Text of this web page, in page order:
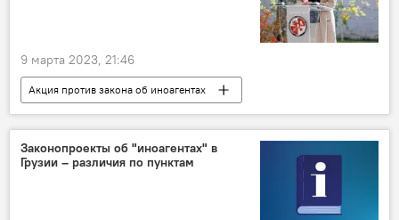
9 марта 2023, 21:46
Акция против закона об иноагентах
НОВОСТИ
Грузия
ПОЛИТИКА
Саломе Зурабишвили
Закон об "иноагентах"
Законопроекты об "иноагентах" в
Грузии – различия по пунктам